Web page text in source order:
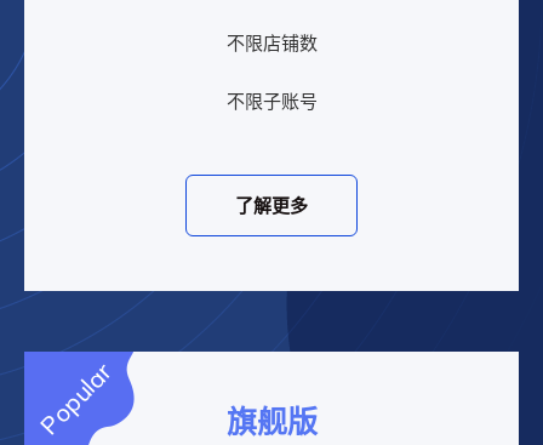
不限店铺数
不限子账号
了解更多
Popular 旗舰版